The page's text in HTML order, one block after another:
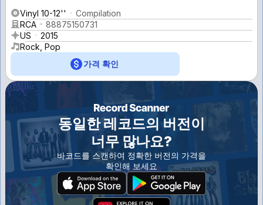
Vinyl 10-12''
Compilation
RCA
88875150731
US
2015
Rock, Pop
가격 확인
동일한 레코드의 버전이
너무 많나요?
바코드를 스캔하여 정확한 버전의 가격을
확인해 보세요